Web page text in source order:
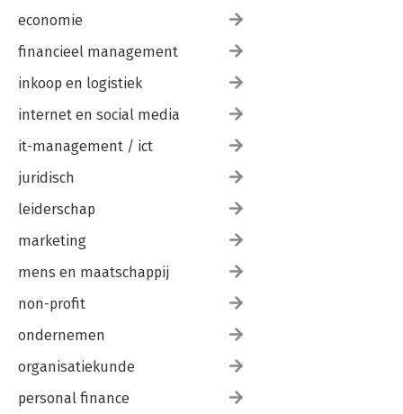
economie
financieel management
inkoop en logistiek
internet en social media
it-management / ict
juridisch
leiderschap
marketing
mens en maatschappij
non-profit
ondernemen
organisatiekunde
personal finance